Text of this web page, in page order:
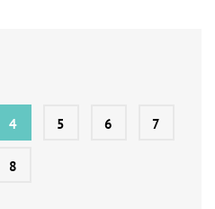
4 5 6 7
8